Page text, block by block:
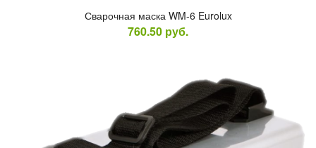
Сва­роч­ная мас­ка WM-6 Eurolux
760.50 руб.